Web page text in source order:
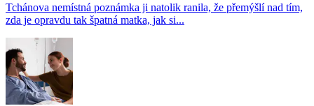
Tchánova nemístná poznámka ji natolik ranila, že přemýšlí nad tím,
zda je opravdu tak špatná matka, jak si...